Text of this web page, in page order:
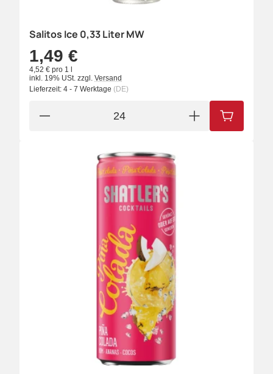
Salitos Ice 0,33 Liter MW
1,49 €
4,52 € pro 1 l
inkl. 19% USt. zzgl. Versand
Lieferzeit: 4 - 7 Werktage (DE)
IN DEN